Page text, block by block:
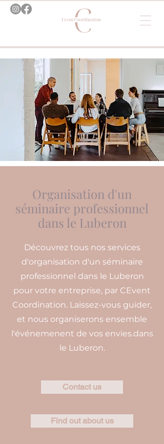
Organisation d'un
séminaire professionnel
dans le Luberon
Découvrez tous nos services
d'organisation d'un séminaire
professionnel dans le Luberon
pour votre entreprise, par CEvent
Coordination. Laissez-vous guider,
et nous organiserons ensemble
l'événemenent de vos envies.dans
le Luberon.
Contact us
Find out about us